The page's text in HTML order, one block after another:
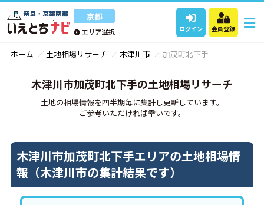
ログイン 会員登録
ホーム 土地相場リサーチ 木津川市 加茂町北下手
木津川市加茂町北下手の土地相場リサーチ
土地の相場情報を四半期毎に集計し更新しています。
ご参考いただければ幸いです。
木津川市加茂町北下手エリアの土地相場情
報（木津川市の集計結果です）